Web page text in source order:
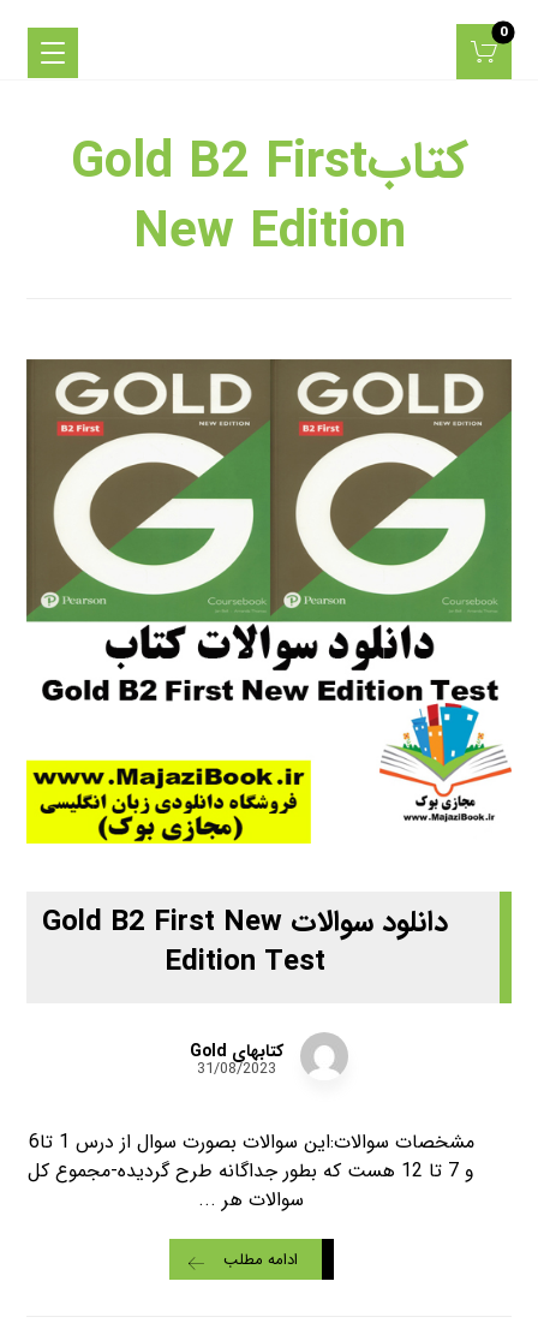
کتابGold B2 First
New Edition
دانلود سوالات Gold B2 First New
Edition Test
کتابهای Gold
31/08/2023
مشخصات سوالات:این سوالات بصورت سوال از درس 1 تا6
و 7 تا 12 هست که بطور جداگانه طرح گردیده-مجموع کل
سوالات هر ...
ادامه مطلب